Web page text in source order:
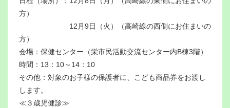
方）
12月9日（火）（高崎線の西側にお住まいの
方）
会場：保健センター（栄市民活動交流センター内B棟3階）
時間：13：10～14：10
その他：対象のお子様の保護者に、こども商品券をお渡し
します。
≪３歳児健診≫